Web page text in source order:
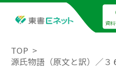
資
TOP
源氏物語（原文と訳）／３